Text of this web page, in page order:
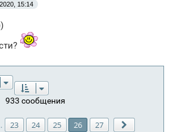
15:14
933 сообщения
из27
23 24 25 26 27